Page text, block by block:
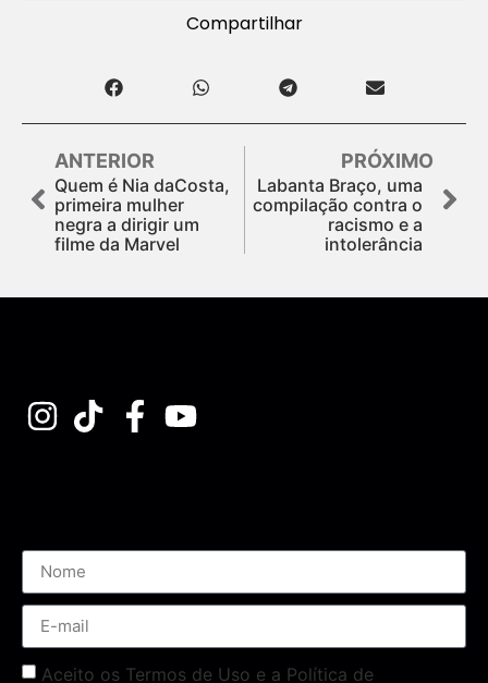
Compartilhar
ANTERIOR
Quem é Nia daCosta,
primeira mulher
negra a dirigir um
filme da Marvel
PRÓXIMO
Labanta Braço, uma
compilação contra o
racismo e a
intolerância
Aceito os Termos de Uso e a Política de